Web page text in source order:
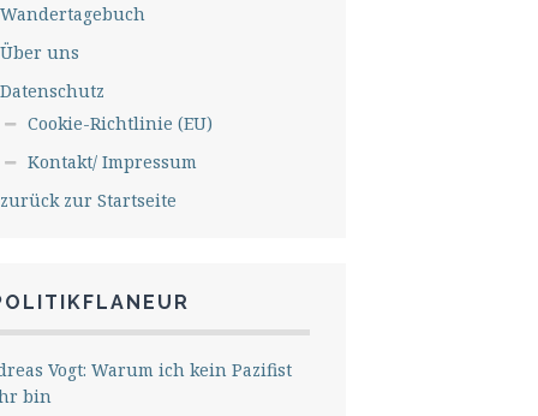
Wandertagebuch
Über uns
Datenschutz
Cookie-Richtlinie (EU)
Kontakt/ Impressum
zurück zur Startseite
Vogt: Warum ich kein Pazifist
bin